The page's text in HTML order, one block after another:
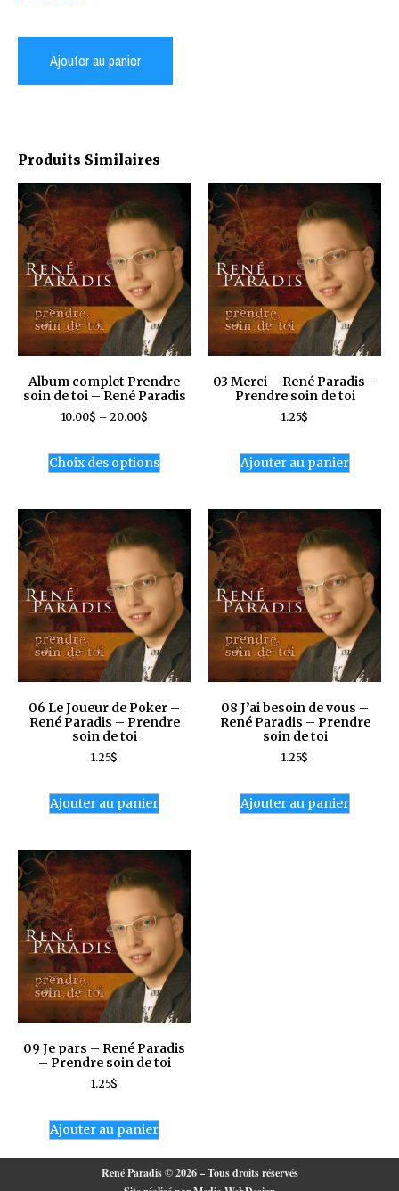
Ajouter au panier
Produits Similaires
Album complet Prendre
soin de toi – René Paradis
10.00$ – 20.00$
Choix des options
03 Merci – René Paradis –
Prendre soin de toi
1.25$
Ajouter au panier
06 Le Joueur de Poker –
René Paradis – Prendre
soin de toi
1.25$
Ajouter au panier
08 J’ai besoin de vous –
René Paradis – Prendre
soin de toi
1.25$
Ajouter au panier
09 Je pars – René Paradis
– Prendre soin de toi
1.25$
Ajouter au panier
René Paradis © 2026 – Tous droits réservés